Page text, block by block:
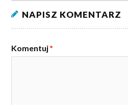
NAPISZ KOMENTARZ
Komentuj*